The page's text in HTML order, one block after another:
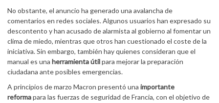
No obstante, el anuncio ha generado una avalancha de
comentarios en redes sociales. Algunos usuarios han expresado su
descontento y han acusado de alarmista al gobierno al fomentar un
clima de miedo, mientras que otros han cuestionado el coste de la
iniciativa. Sin embargo, también hay quienes consideran que el
manual es una herramienta útilpara mejorar la preparación
ciudadana ante posibles emergencias.
A principios de marzo Macron presentó una importante
reformapara las fuerzas de seguridad de Francia, con el objetivo de